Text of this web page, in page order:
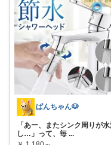
ぱんちゃん🐶
「あー、またシンク周りが
し…」って、毎 ...